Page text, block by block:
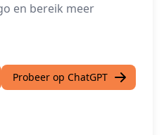
en bereik meer
Probeer op ChatGPT